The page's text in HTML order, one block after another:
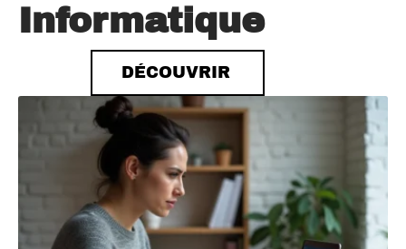
Informatique
DÉCOUVRIR